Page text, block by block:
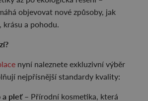
objevovat nové způsoby, jak
krásu a pohodu.
nyní naleznete exkluzivní výběr
nejpřísnější standardy kvality:
a pleť– Přírodní kosmetika, která